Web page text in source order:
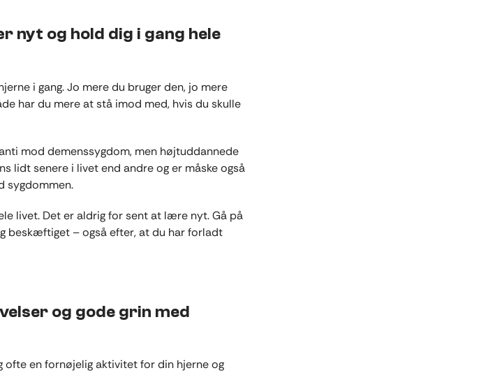
nyt og hold dig i gang hele
i gang. Jo mere du bruger den, jo mere
har du mere at stå imod med, hvis du skulle
mod demenssygdom, men højtuddannede
lidt senere i livet end andre og er måske også
sygdommen.
livet. Det er aldrig for sent at lære nyt. Gå på
beskæftiget – også efter, at du har forladt
og gode grin med
en fornøjelig aktivitet for din hjerne og